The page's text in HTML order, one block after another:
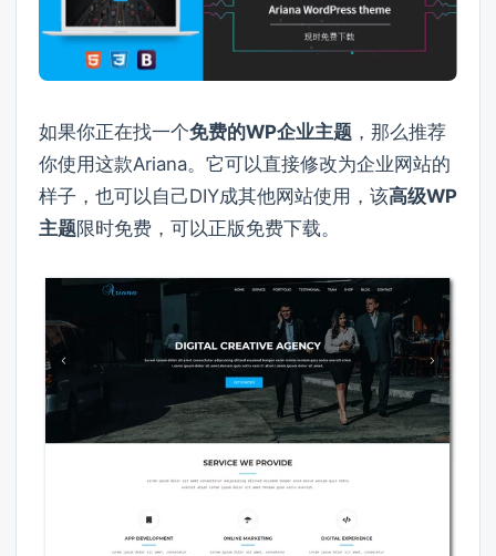
如果你正在找一个免费的WP企业主题 ，那么推荐
你使用这款Ariana。它可以直接修改为企业网站的
样子，也可以自己DIY成其他网站使用，该高级WP
主题限时免费，可以正版免费下载。